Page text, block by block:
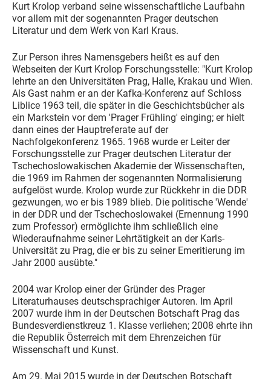
Kurt Krolop verband seine wissenschaftliche Laufbahn
vor allem mit der sogenannten Prager deutschen
Literatur und dem Werk von Karl Kraus.
Zur Person ihres Namensgebers heißt es auf den
Webseiten der Kurt Krolop Forschungsstelle: "Kurt Krolop
lehrte an den Universitäten Prag, Halle, Krakau und Wien.
Als Gast nahm er an der Kafka-Konferenz auf Schloss
Liblice 1963 teil, die später in die Geschichtsbücher als
ein Markstein vor dem 'Prager Frühling' einging; er hielt
dann eines der Hauptreferate auf der
Nachfolgekonferenz 1965. 1968 wurde er Leiter der
Forschungsstelle zur Prager deutschen Literatur der
Tschechoslowakischen Akademie der Wissenschaften,
die 1969 im Rahmen der sogenannten Normalisierung
aufgelöst wurde. Krolop wurde zur Rückkehr in die DDR
gezwungen, wo er bis 1989 blieb. Die politische 'Wende'
in der DDR und der Tschechoslowakei (Ernennung 1990
zum Professor) ermöglichte ihm schließlich eine
Wiederaufnahme seiner Lehrtätigkeit an der Karls-
Universität zu Prag, die er bis zu seiner Emeritierung im
Jahr 2000 ausübte."
2004 war Krolop einer der Gründer des Prager
Literaturhauses deutschsprachiger Autoren. Im April
2007 wurde ihm in der Deutschen Botschaft Prag das
Bundesverdienstkreuz 1. Klasse verliehen; 2008 ehrte ihn
die Republik Österreich mit dem Ehrenzeichen für
Wissenschaft und Kunst.
Am 29. Mai 2015 wurde in der Deutschen Botschaft